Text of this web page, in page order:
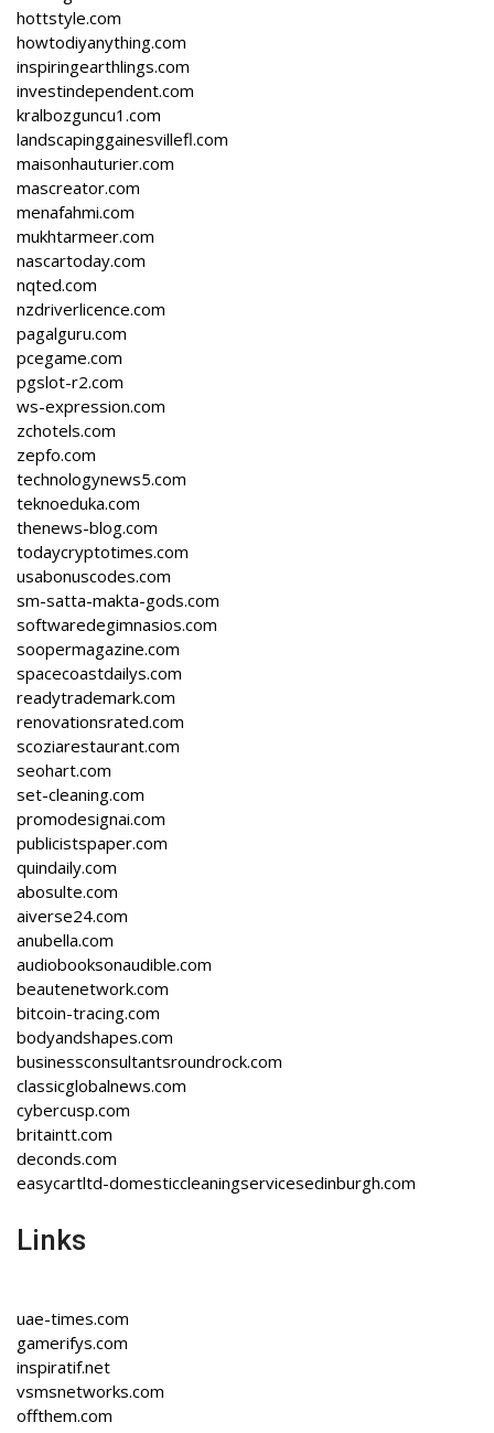
hottstyle.com
howtodiyanything.com
inspiringearthlings.com
investindependent.com
kralbozguncu1.com
landscapinggainesvillefl.com
maisonhauturier.com
mascreator.com
menafahmi.com
mukhtarmeer.com
nascartoday.com
nqted.com
nzdriverlicence.com
pagalguru.com
pcegame.com
pgslot-r2.com
ws-expression.com
zchotels.com
zepfo.com
technologynews5.com
teknoeduka.com
thenews-blog.com
todaycryptotimes.com
usabonuscodes.com
sm-satta-makta-gods.com
softwaredegimnasios.com
soopermagazine.com
spacecoastdailys.com
readytrademark.com
renovationsrated.com
scoziarestaurant.com
seohart.com
set-cleaning.com
promodesignai.com
publicistspaper.com
quindaily.com
abosulte.com
aiverse24.com
anubella.com
audiobooksonaudible.com
beautenetwork.com
bitcoin-tracing.com
bodyandshapes.com
businessconsultantsroundrock.com
classicglobalnews.com
cybercusp.com
britaintt.com
deconds.com
easycartltd-domesticcleaningservicesedinburgh.com
Links
uae-times.com
gamerifys.com
inspiratif.net
vsmsnetworks.com
offthem.com